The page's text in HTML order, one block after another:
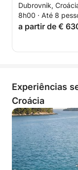
descobertas.
Dubrovnik,
8h00 · Até 8
a partir de €
Experiências
Croácia